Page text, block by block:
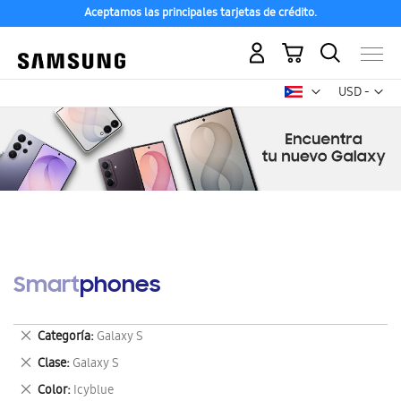
Aceptamos las principales tarjetas de crédito.
USD -
dólar
Mi carrito
Smartphones
Categoría Galaxy S
Eliminar
este
artículo
Clase Galaxy S
Eliminar
este
Color Icyblue
Eliminar